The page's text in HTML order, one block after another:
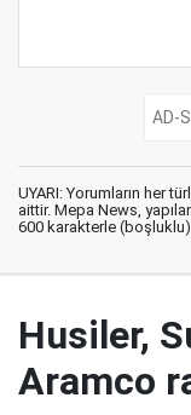
UYARI: Yorumların her
aittir. Mepa News,
600 karakterle (boşluklu)
Husiler,
Aramco